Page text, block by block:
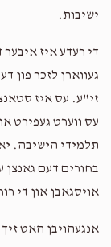
ישיבות.
די רעדע איז איבער
געווארן לזכר פון
זי"ע. עס איז
עס ווערט געפירט
תלמידי הישיבה.
בחורים דעם גאנצן
אויסגאבן און די
אנגעהויבן האט זיך